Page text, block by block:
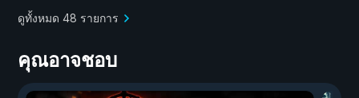
ดูทั้งหมด 48 รายการ
คุณอาจชอบ